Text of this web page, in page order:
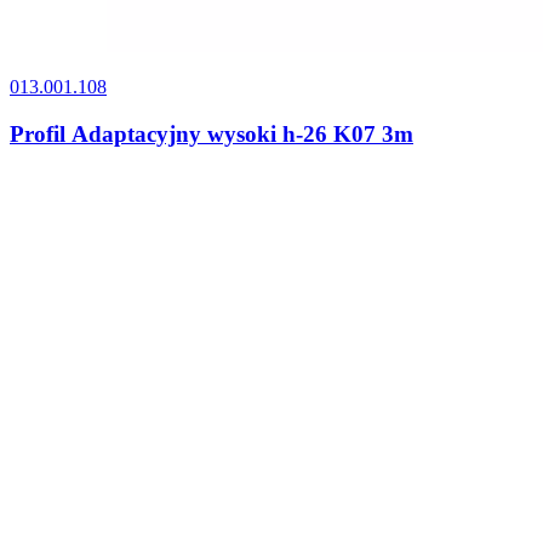
013.001.108
Profil Adaptacyjny wysoki h-26 K07 3m